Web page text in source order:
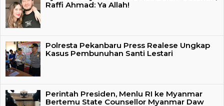
Raffi Ahmad: Ya Allah!
Polresta Pekanbaru Press Realese Ungkap
Kasus Pembunuhan Santi Lestari
Perintah Presiden, Menlu RI ke Myanmar
Bertemu State Counsellor Myanmar Daw